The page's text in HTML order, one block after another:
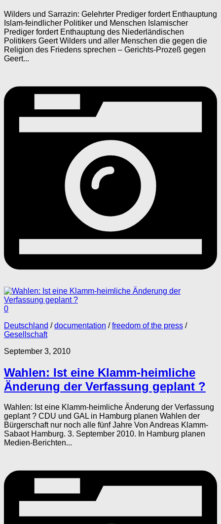
Wilders und Sarrazin: Gelehrter Prediger fordert Enthauptung
Islam-feindlicher Politiker und Menschen Islamischer
Prediger fordert Enthauptung des Niederländischen
Politikers Geert Wilders und aller Menschen die gegen die
Religion des Friedens sprechen – Gerichts-Prozeß gegen
Geert...
0
Deutschland /documentation /freedom of the press /
Gesellschaft
September 3, 2010
Wahlen: Ist eine Klamm-heimliche
Änderung der Verfassung geplant ?
Wahlen: Ist eine Klamm-heimliche Änderung der Verfassung
geplant ? CDU und GAL in Hamburg planen Wahlen der
Bürgerschaft nur noch alle fünf Jahre Von Andreas Klamm-
Sabaot Hamburg. 3. September 2010. In Hamburg planen
Medien-Berichten...